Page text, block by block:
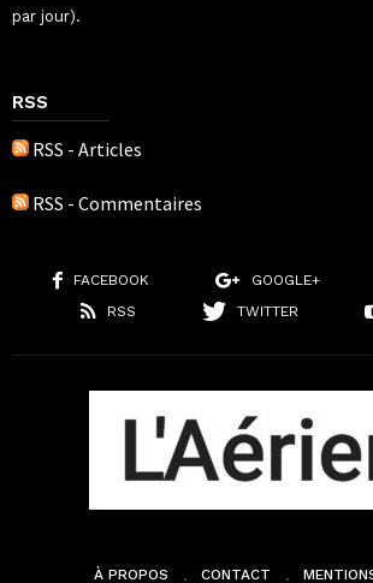
par jour).
RSS
RSS - Articles
RSS - Commentaires
FACEBOOK GOOGLE+
RSS
TWITTER
À PROPOS CONTACT